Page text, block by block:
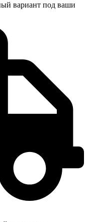
вариант под ваши